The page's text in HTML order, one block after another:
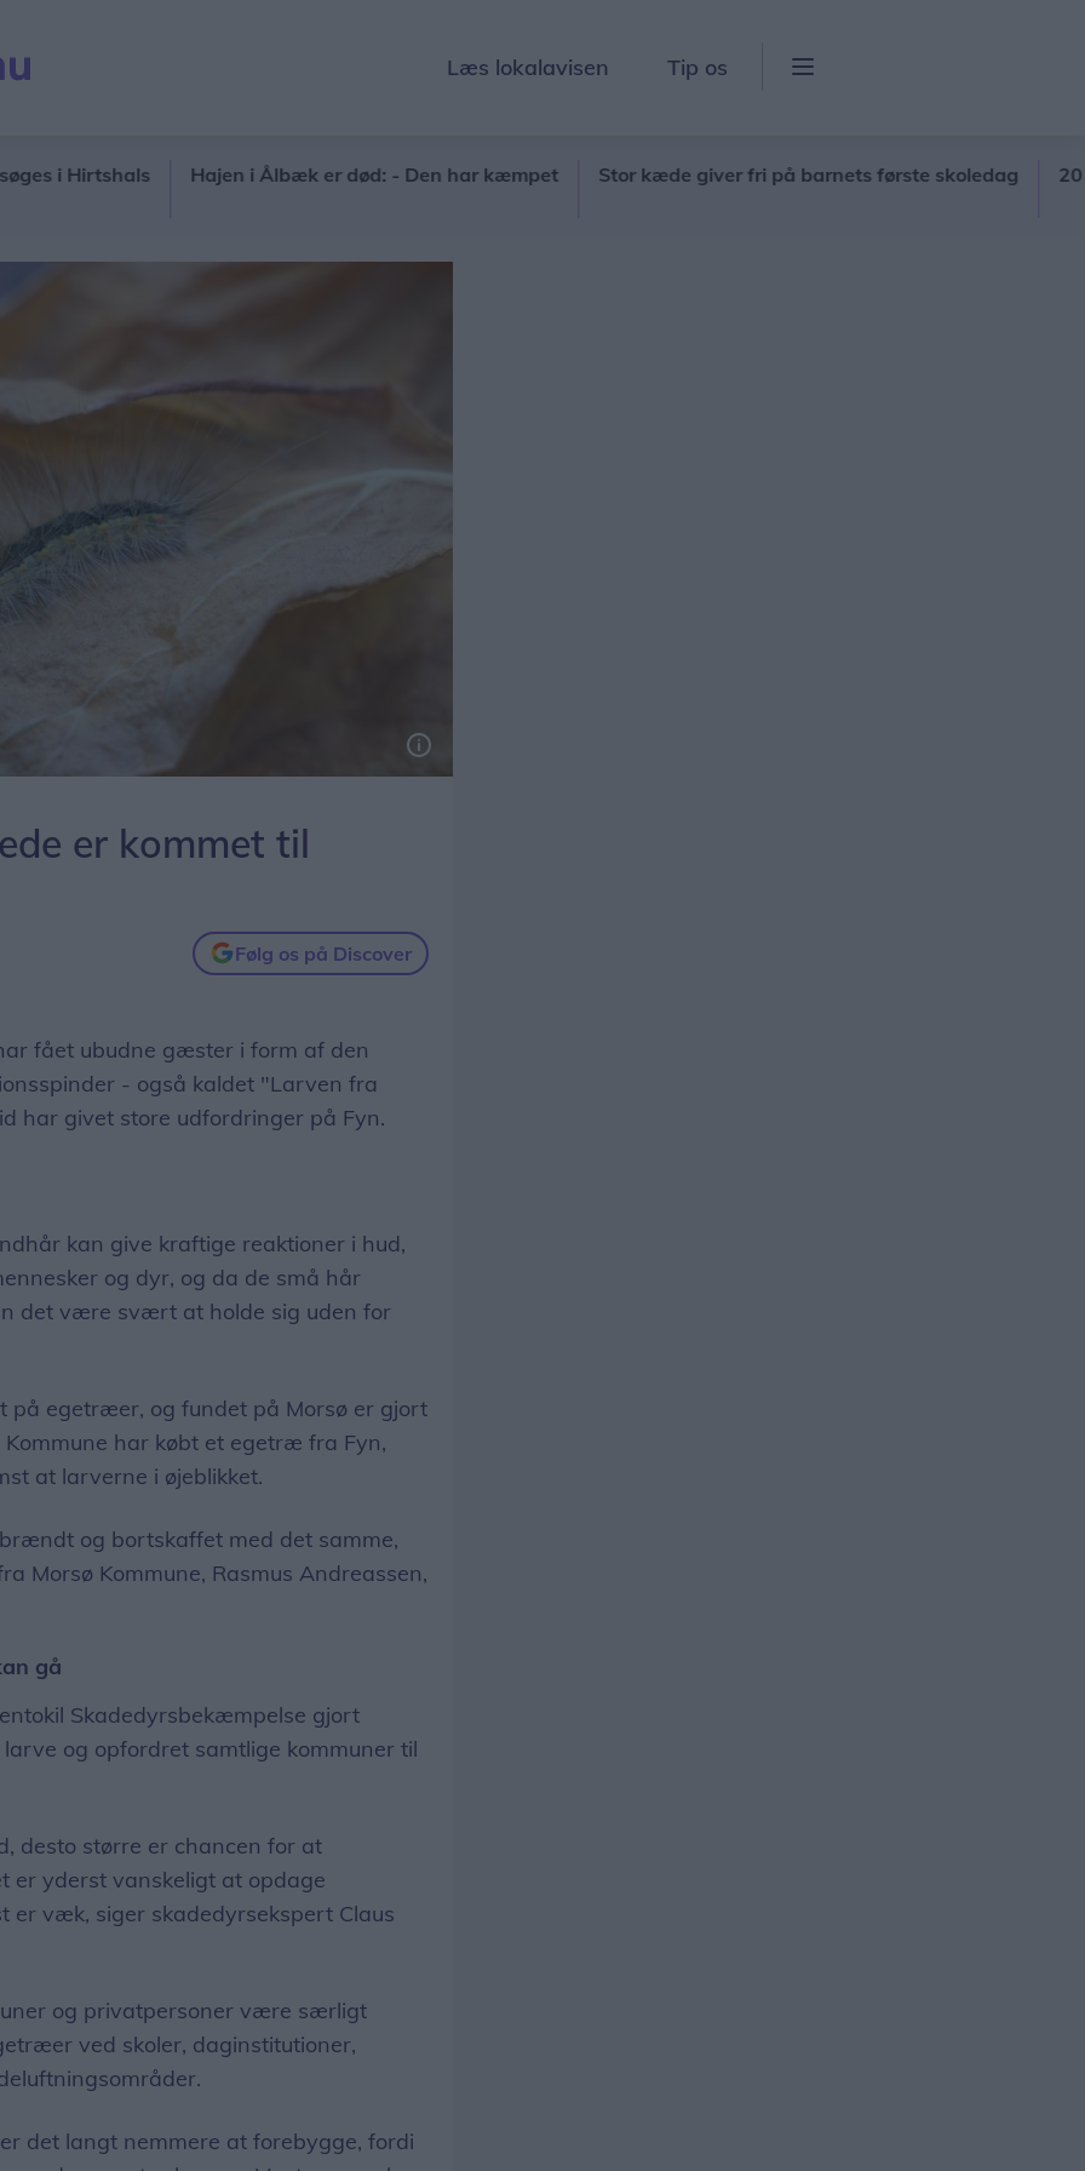
Læs lokalavisen Tip os
Hajen i Ålbæk er død: - Den har kæmpet Stor kæde giver fri på barnets første skoledag 20 unge
er kommet til
Følg os på Discover
fået ubudne gæster i form af den
- også kaldet "Larven fra
har givet store udfordringer på Fyn.
kan give kraftige reaktioner i hud,
og dyr, og da de små hår
det være svært at holde sig uden for
på egetræer, og fundet på Morsø er gjort
har købt et egetræ fra Fyn,
at larverne i øjeblikket.
og bortskaffet med det samme,
Morsø Kommune, Rasmus Andreassen,
gå
Skadedyrsbekæmpelse gjort
og opfordret samtlige kommuner til
desto større er chancen for at
er yderst vanskeligt at opdage
er væk, siger skadedyrsekspert Claus
og privatpersoner være særligt
ved skoler, daginstitutioner,
det langt nemmere at forebygge, fordi